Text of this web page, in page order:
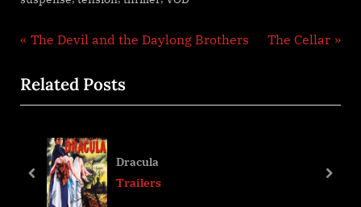
Navigation
de
l’article
P
e
v
u
The Devil and the Daylong Brothers
N
t
The Cellar
Related Posts
Dracula
Trailers
prev next